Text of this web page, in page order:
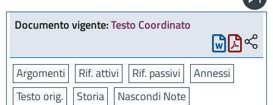
Documento vigente:Testo Coordinato
Argomenti Rif. attivi Rif. passivi
Annessi
Testo orig.
Storia
Nascondi Note